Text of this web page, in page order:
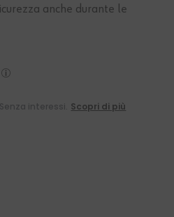
anche durante le